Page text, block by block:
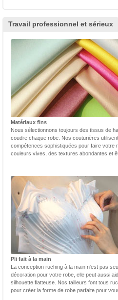
Travail professionnel et sérieux
Matériaux fins
Nous sélectionnons toujours des tissus de
coudre chaque robe. Nos couturières
compétences sophistiquées pour faire votre
couleurs vives, des textures abondantes et
Pli fait à la main
La conception ruching à la main n'est pas
décoration pour votre robe, elle peut aussi
silhouette flatteuse. Nos tailleurs font tous
pour créer la forme de robe parfaite pour